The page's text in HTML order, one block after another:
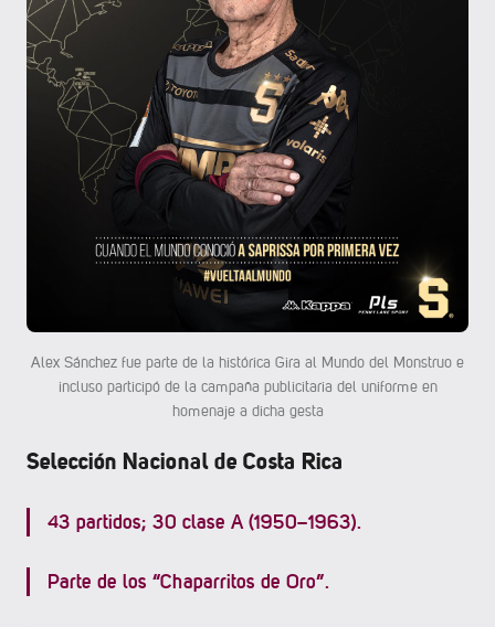
Alex Sánchez fue parte de la histórica Gira al Mundo del Monstruo e
incluso participó de la campaña publicitaria del uniforme en
homenaje a dicha gesta
Selección Nacional de Costa Rica
43 partidos; 30 clase A (1950–1963).
Parte de los “Chaparritos de Oro”.